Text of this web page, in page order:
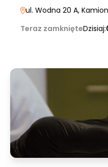
ul. Wodna 20 A,
Teraz zamknięteDzisiaj: